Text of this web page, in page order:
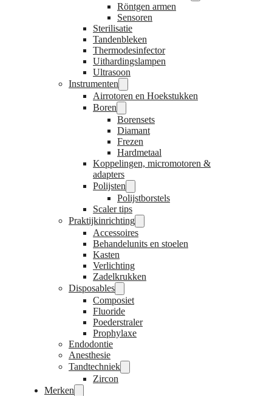
Röntgen armen
Sensoren
Sterilisatie
Tandenbleken
Thermodesinfector
Uithardingslampen
Ultrasoon
Instrumenten
Airrotoren en Hoekstukken
Boren
Borensets
Diamant
Frezen
Hardmetaal
Koppelingen, micromotoren &
adapters
Polijsten
Polijstborstels
Scaler tips
Praktijkinrichting
Accessoires
Behandelunits en stoelen
Kasten
Verlichting
Zadelkrukken
Disposables
Composiet
Fluoride
Poederstraler
Prophylaxe
Endodontie
Anesthesie
Tandtechniek
Zircon
Merken